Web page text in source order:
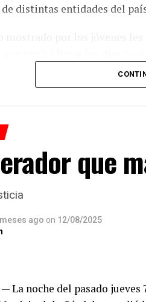
distintas entidades del
que
ago on 12/08/2025
— La noche del pasado jueves